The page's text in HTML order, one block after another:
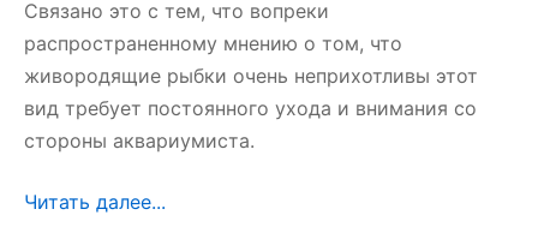
Связано это с тем, что вопреки
распространенному мнению о том, что
живородящие рыбки очень неприхотливы этот
вид требует постоянного ухода и внимания со
стороны аквариумиста.
Читать далее...